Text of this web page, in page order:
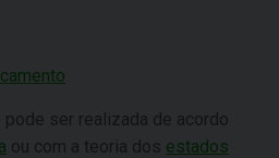
ser realizada de acordo
ou com a teoria dos estados